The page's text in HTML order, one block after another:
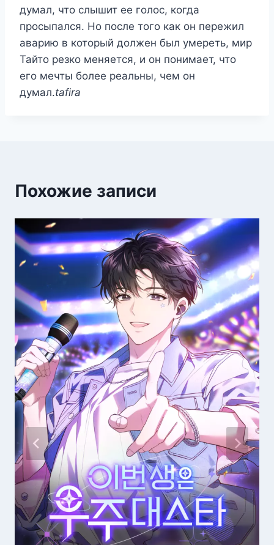
думал, что слышит ее голос, когда
просыпался. Но после того как он пережил
аварию в который должен был умереть, мир
Тайто резко меняется, и он понимает, что
его мечты более реальны, чем он
думал.tafira
Похожие записи